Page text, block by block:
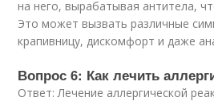
на него, вырабатывая антитела,
Это может вызвать различные
крапивницу, дискомфорт и даже
Вопрос 6: Как лечить
Ответ: Лечение аллергической